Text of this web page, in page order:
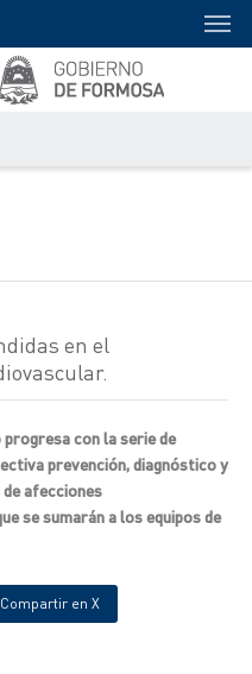
en el
con la serie de
prevención, diagnóstico y
afecciones
se sumarán a los equipos de
Compartir en X